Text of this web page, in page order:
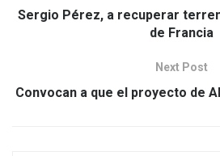
Sergio Pérez, a recuperar
de Francia
Next Post
Convocan a que el proyecto de